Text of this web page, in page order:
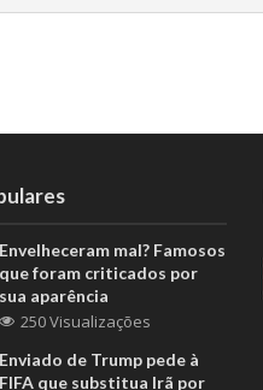
Envelheceram mal? Famosos
que foram criticados por
sua aparência
250 Visualizações
Enviado de Trump pede à
FIFA que substitua Irã por